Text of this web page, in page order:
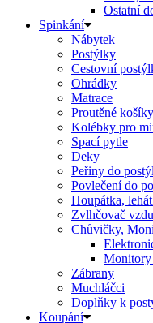
Ostatní
Spinkání
Nábytek
Postýlky
Cestovní
Ohrádky
Matrace
Proutěné
Kolébky pro
Spací pytle
Deky
Peřiny do
Povlečení do
Houpátka,
Zvlhčovač
Chůvičky,
Monitory
Zábrany
Muchláčci
Doplňky k
Koupání